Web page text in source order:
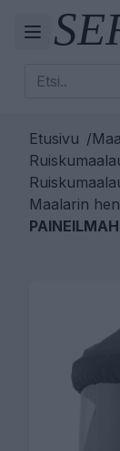
Etusivu /
Maalarin